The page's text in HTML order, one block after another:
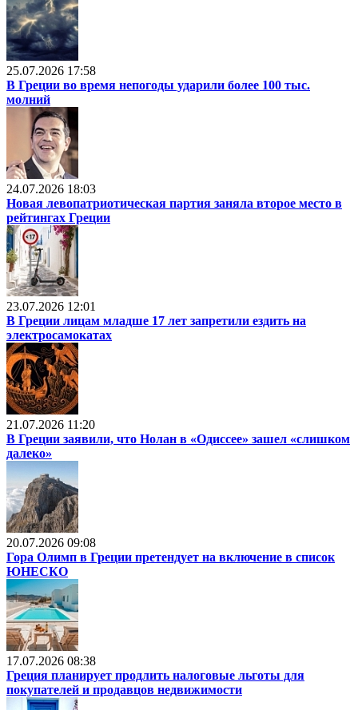
25.07.2026 17:58
В Греции во время непогоды ударили более 100 тыс.
молний
24.07.2026 18:03
Новая левопатриотическая партия заняла второе место в
рейтингах Греции
23.07.2026 12:01
В Греции лицам младше 17 лет запретили ездить на
электросамокатах
21.07.2026 11:20
В Греции заявили, что Нолан в «Одиссее» зашел «слишком
далеко»
20.07.2026 09:08
Гора Олимп в Греции претендует на включение в список
ЮНЕСКО
17.07.2026 08:38
Греция планирует продлить налоговые льготы для
покупателей и продавцов недвижимости